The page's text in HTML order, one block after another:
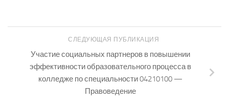
СЛЕДУЮЩАЯ ПУБЛИКАЦИЯ
Участие социальных партнеров в повышении
эффективности образовательного процесса в
колледже по специальности 04210100 —
Правоведение